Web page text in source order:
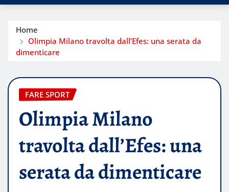
Home
Olimpia Milano travolta dall’Efes: una serata da
dimenticare
FARE SPORT
Olimpia Milano
travolta dall’Efes: una
serata da dimenticare